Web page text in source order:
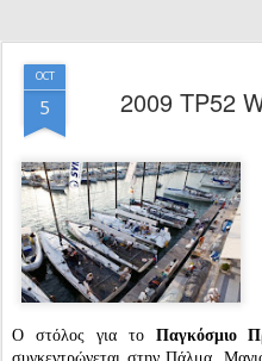
OCT
5 2009 TP52
Ο στόλος για το Παγκόσμιο